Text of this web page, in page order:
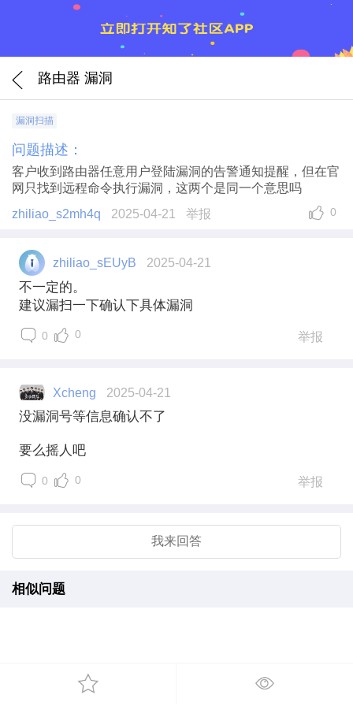
路由器 漏洞
漏洞扫描
问题描述：
客户收到路由器任意用户登陆漏洞的告警通知提醒，但在官
网只找到远程命令执行漏洞，这两个是同一个意思吗
zhiliao_s2mh4q
2025-04-21 举报 0
zhiliao_sEUyB 2025-04-21
不一定的。
建议漏扫一下确认下具体漏洞
0 0 举报
Xcheng 2025-04-21
没漏洞号等信息确认不了
要么摇人吧
0 0 举报
我来回答
相似问题